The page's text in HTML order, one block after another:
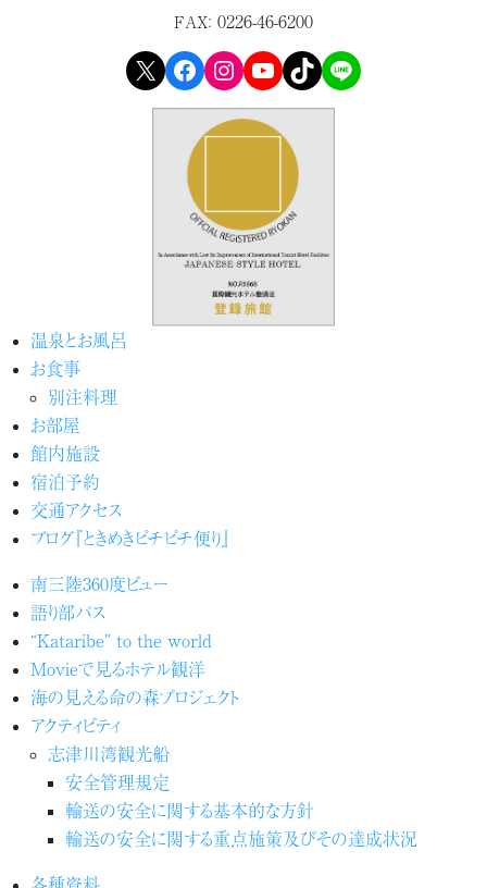
FAX： 0226-46-6200
X Facebook Instagram YouTube TikTok LINE
温泉とお風呂
お食事
別注料理
お部屋
館内施設
宿泊予約
交通アクセス
ブログ『ときめきピチピチ便り』
南三陸360度ビュー
語り部バス
“Kataribe” to the world
Movieで見るホテル観洋
海の見える命の森プロジェクト
アクティビティ
志津川湾観光船
安全管理規定
輸送の安全に関する基本的な方針
輸送の安全に関する重点施策及びその達成状況